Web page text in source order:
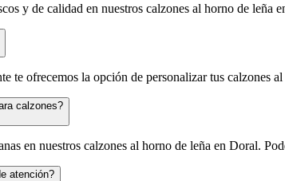
y de calidad en nuestros calzones al horno de leña
te ofrecemos la opción de personalizar tus calzones
calzones?
en nuestros calzones al horno de leña en Doral.
atención?